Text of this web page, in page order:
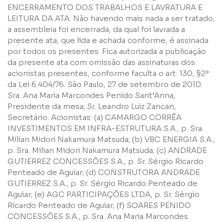
ENCERRAMENTO DOS TRABALHOS E LAVRATURA E
LEITURA DA ATA: Não havendo mais nada a ser tratado,
a assembleia foi encerrada, da qual foi lavrada a
presente ata, que lida e achada conforme, é assinada
por todos os presentes. Fica autorizada a publicação
da presente ata com omissão das assinaturas dos
acionistas presentes, conforme faculta o art. 130, §2º
da Lei 6.404/76. São Paulo, 27 de setembro de 2010.
Sra. Ana Maria Marcondes Penido Sant’Anna,
Presidente da mesa; Sr. Leandro Luiz Zancan,
Secretário. Acionistas: (a) CAMARGO CORRÊA
INVESTIMENTOS EM INFRA-ESTRUTURA S.A., p. Sra.
Milian Midori Nakamura Matsuda; (b) VBC ENERGIA S.A.,
p. Sra. Milian Midori Nakamura Matsuda; (c) ANDRADE
GUTIERREZ CONCESSÕES S.A., p. Sr. Sérgio Ricardo
Penteado de Aguiar; (d) CONSTRUTORA ANDRADE
GUTIERREZ S.A., p. Sr. Sérgio Ricardo Penteado de
Aguiar; (e) AGC PARTICIPAÇÕES LTDA, p. Sr. Sérgio
Ricardo Penteado de Aguiar; (f) SOARES PENIDO
CONCESSÕES S.A., p. Sra. Ana Maria Marcondes